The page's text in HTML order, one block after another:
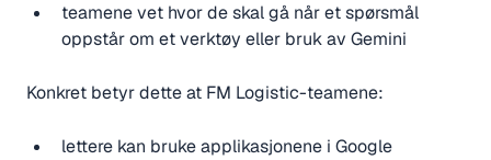
teamene vet hvor de skal gå når et spørsmål
oppstår om et verktøy eller bruk av Gemini
Konkret betyr dette at FM Logistic-teamene:
lettere kan bruke applikasjonene i Google